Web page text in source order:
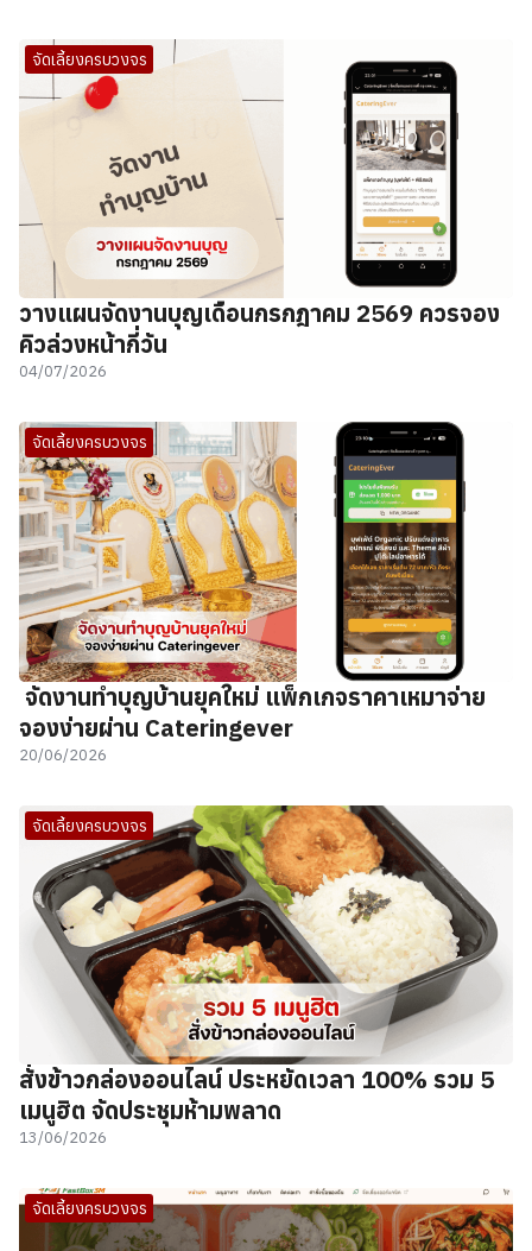
จัดเลี้ยงครบวงจร
วางแผนจัดงานบุญเดือนกรกฎาคม 2569 ควรจอง
คิวล่วงหน้ากี่วัน
04/07/2026
จัดเลี้ยงครบวงจร
จัดงานทำบุญบ้านยุคใหม่ แพ็กเกจราคาเหมาจ่าย
จองง่ายผ่าน Cateringever
20/06/2026
จัดเลี้ยงครบวงจร
สั่งข้าวกล่องออนไลน์ ประหยัดเวลา 100% รวม 5
เมนูฮิต จัดประชุมห้ามพลาด
13/06/2026
จัดเลี้ยงครบวงจร